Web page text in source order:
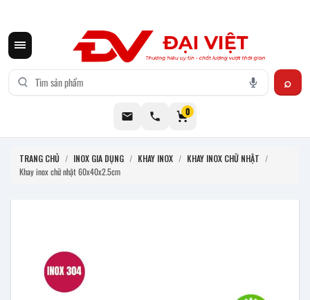
0
TRANG CHỦ / INOX GIA DỤNG / KHAY INOX / KHAY INOX CHỮ NHẬT /
Khay inox chữ nhật 60x40x2.5cm